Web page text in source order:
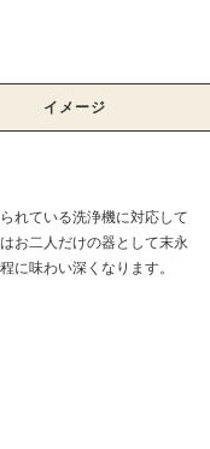
イメージ
れている洗浄機に対応して
お二人だけの器として末永
に味わい深くなります。